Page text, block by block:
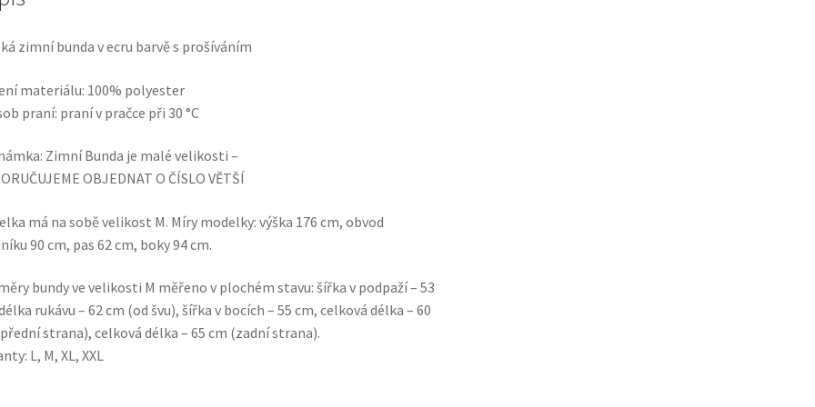
zimní bunda v ecru barvě s prošíváním
materiálu: 100% polyester
praní: praní v pračce při 30 °C
Zimní Bunda je malé velikosti –
OBJEDNAT O ČÍSLO VĚTŠÍ
má na sobě velikost M. Míry modelky: výška 176 cm, obvod
90 cm, pas 62 cm, boky 94 cm.
bundy ve velikosti M měřeno v plochém stavu: šířka v podpaží – 53
rukávu – 62 cm (od švu), šířka v bocích – 55 cm, celková délka – 60
strana), celková délka – 65 cm (zadní strana).
L, M, XL, XXL